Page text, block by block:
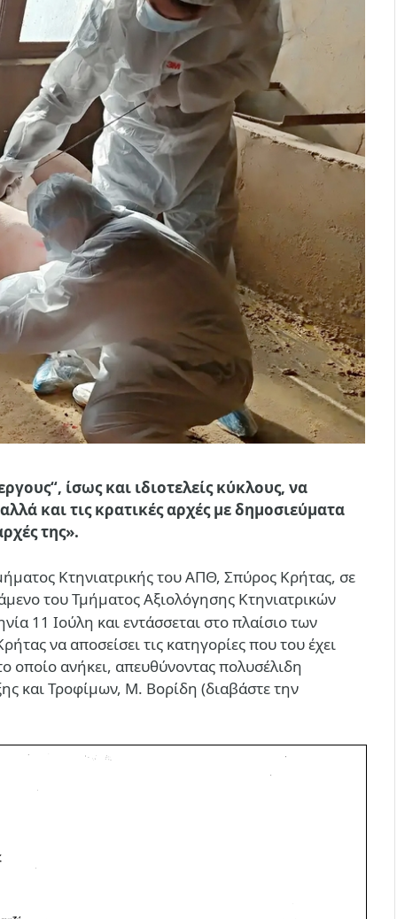
ίσως και ιδιοτελείς κύκλους, να
και τις κρατικές αρχές με δημοσιεύματα
της».
Κτηνιατρικής του ΑΠΘ, Σπύρος Κρήτας, σε
του Τμήματος Αξιολόγησης Κτηνιατρικών
11 Ιούλη και εντάσσεται στο πλαίσιο των
να αποσείσει τις κατηγορίες που του έχει
οποίο ανήκει, απευθύνοντας πολυσέλιδη
και Τροφίμων, Μ. Βορίδη (διαβάστε την